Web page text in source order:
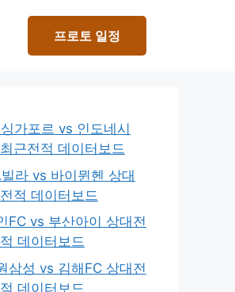
프로토 일정
가포르 vs 인도네시
근전적 데이터보드
라 vs 바이뮌헨 상대
적 데이터보드
FC vs 부산아이 상대전
데이터보드
삼성 vs 김해FC 상대전
데이터보드